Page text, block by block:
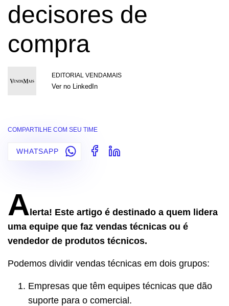
decisores de
compra
EDITORIAL VENDAMAIS
Ver no LinkedIn
COMPARTILHE COM SEU TIME
WHATSAPP
Alerta! Este artigo é destinado a quem lidera
uma equipe que faz vendas técnicas ou é
vendedor de produtos técnicos.
Podemos dividir vendas técnicas em dois grupos:
Empresas que têm equipes técnicas que dão
suporte para o comercial.